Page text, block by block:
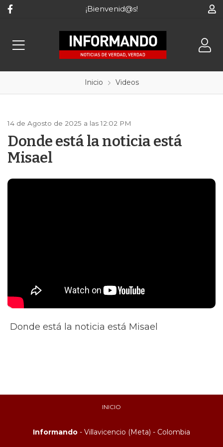
¡Bienvenid@s!
Inicio Videos
14 de Agosto de 2025 a las 12:02 PM
Donde está la noticia está
Misael
Donde está la noticia está Misael
INICIO
Informando - Villavicencio (Meta) - Colombia